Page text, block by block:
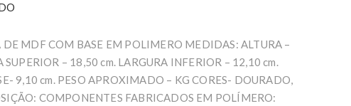
DE MDF COM BASE EM POLIMERO MEDIDAS: ALTURA –
SUPERIOR – 18,50 cm. LARGURA INFERIOR – 12,10 cm.
9,10 cm. PESO APROXIMADO – KG CORES- DOURADO,
COMPONENTES FABRICADOS EM POLÍMERO: